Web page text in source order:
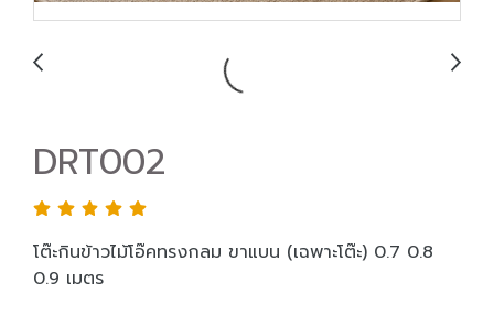
DRT002
โต๊ะกินข้าวไม้โอ๊คทรงกลม ขาแบน (เฉพาะโต๊ะ) 0.7 0.8
0.9 เมตร